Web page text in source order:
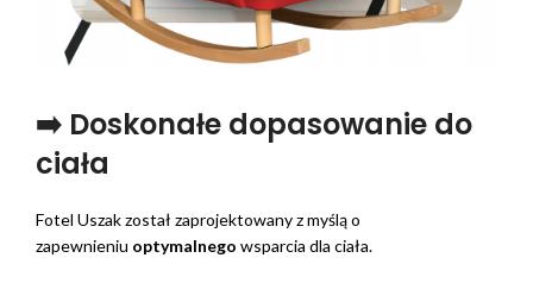
➡️ Doskonałe dopasowanie do
ciała
Fotel Uszak został zaprojektowany z myślą o
zapewnieniu optymalnego wsparcia dla ciała.